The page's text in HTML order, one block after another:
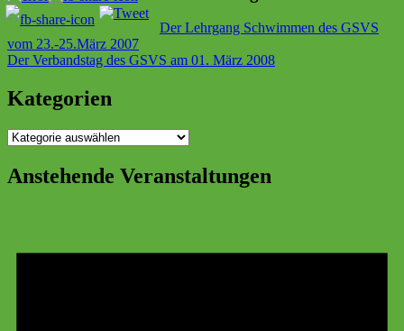
BeitragsnavigationDer Lehrgang Schwimmen des GSVS
vom 23.-25.März 2007
Der Verbandstag des GSVS am 01. März 2008
Kategorien
Kategorien
Anstehende Veranstaltungen